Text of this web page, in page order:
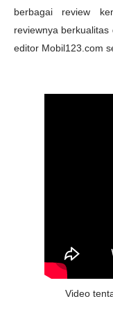
berbagai review
reviewnya
editor Mobil123.com
Video